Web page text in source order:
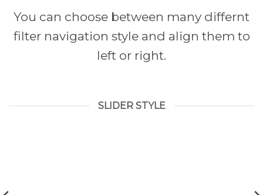
You can choose between many differnt
filter navigation style and align them to
left or right.
SLIDER STYLE